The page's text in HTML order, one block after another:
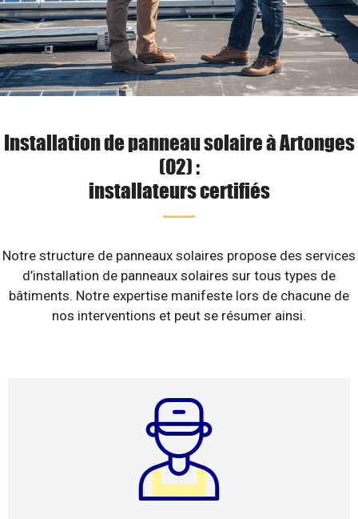
Installation de panneau solaire à Artonges
(02) :
installateurs certifiés
Notre structure de panneaux solaires propose des services
d’installation de panneaux solaires sur tous types de
bâtiments. Notre expertise manifeste lors de chacune de
nos interventions et peut se résumer ainsi.